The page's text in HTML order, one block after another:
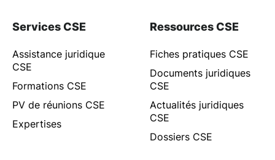
Services CSE
Assistance juridique
CSE
Formations CSE
PV de réunions CSE
Expertises
Ressources CSE
Fiches pratiques CSE
Documents juridiques
CSE
Actualités juridiques
CSE
Dossiers CSE